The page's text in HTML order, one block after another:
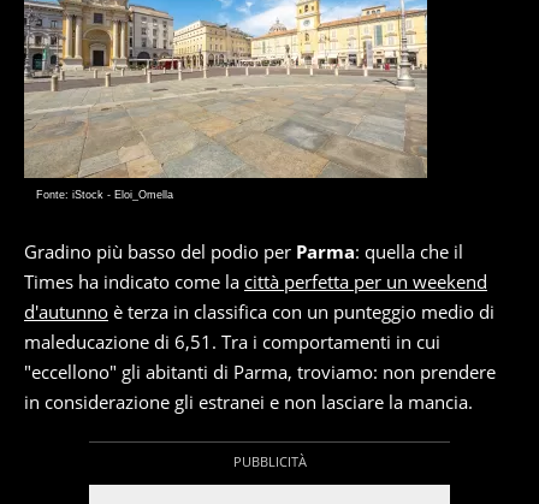
Fonte: iStock - Eloi_Omella
Gradino più basso del podio per Parma: quella che il
Times ha indicato come la città perfetta per un weekend
d'autunno è terza in classifica con un punteggio medio di
maleducazione di 6,51. Tra i comportamenti in cui
"eccellono" gli abitanti di Parma, troviamo: non prendere
in considerazione gli estranei e non lasciare la mancia.